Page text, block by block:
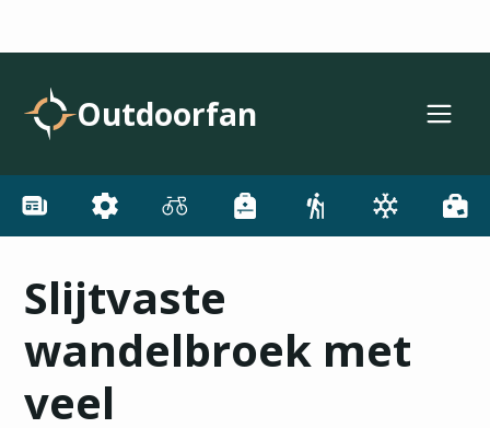
Outdoorfan
Slijtvaste
wandelbroek met
veel